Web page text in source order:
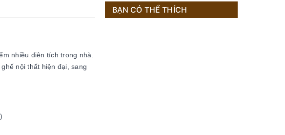
nhiều diện tích trong nhà.
nội thất hiện đại, sang
BẠN CÓ THỂ THÍCH